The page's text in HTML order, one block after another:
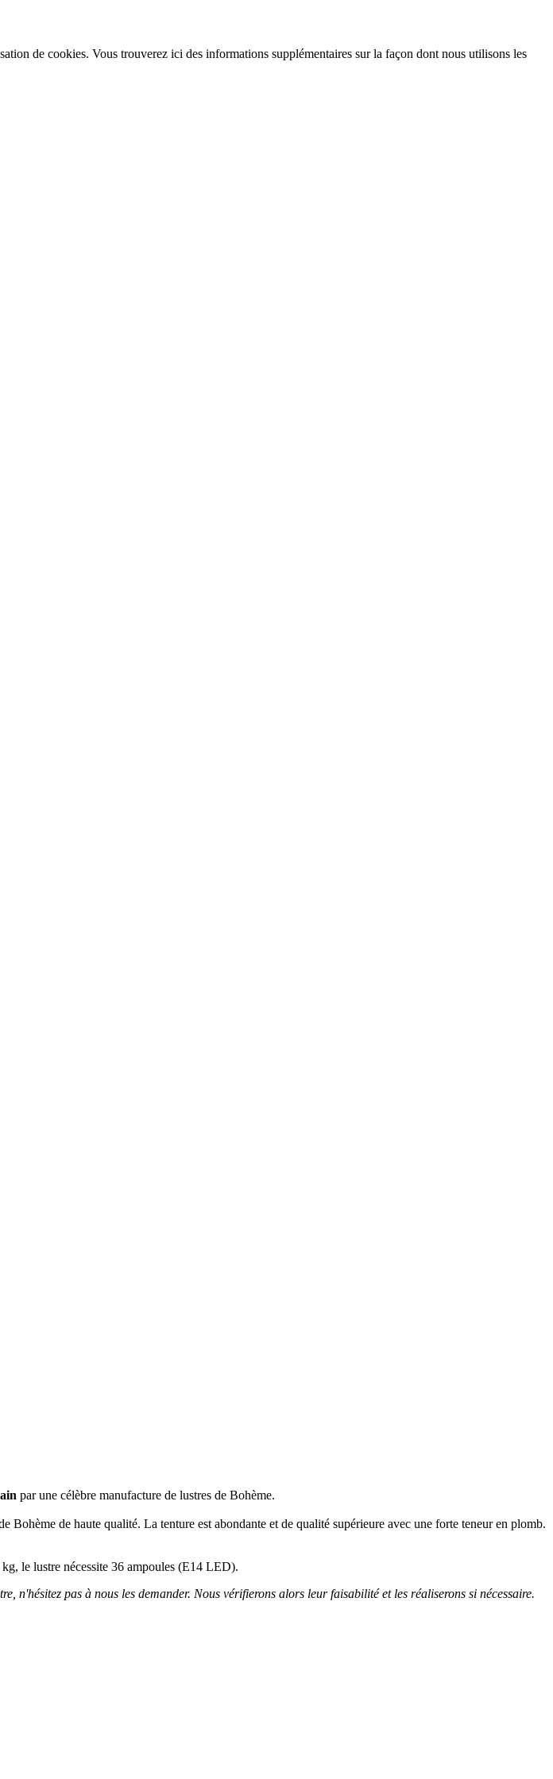
de cookies. Vous trouverez ici des informations supplémentaires sur la façon dont nous utilisons les
par une célèbre manufacture de lustres de Bohème.
de haute qualité. La tenture est abondante et de qualité supérieure avec une forte teneur en plomb.
le lustre nécessite 36 ampoules (E14 LED).
n'hésitez pas à nous les demander. Nous vérifierons alors leur faisabilité et les réaliserons si nécessaire.